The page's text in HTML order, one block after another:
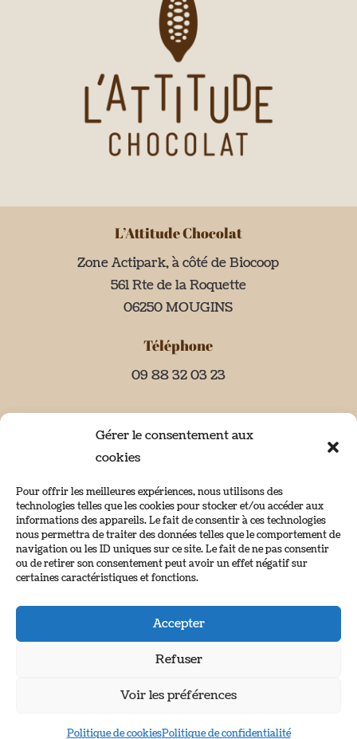
Gérer le consentement aux
cookies
Pour offrir les meilleures expériences, nous utilisons des
technologies telles que les cookies pour stocker et/ou accéder aux
informations des appareils. Le fait de consentir à ces technologies
nous permettra de traiter des données telles que le comportement de
navigation ou les ID uniques sur ce site. Le fait de ne pas consentir
ou de retirer son consentement peut avoir un effet négatif sur
certaines caractéristiques et fonctions.
Accepter
Refuser
Voir les préférences
Politique de cookiesPolitique de confidentialité
L’Attitude Chocolat
Zone Actipark, à côté de Biocoop
561 Rte de la Roquette
06250 MOUGINS
Téléphone
09 88 32 03 23
Horaires d’ouverture
Ouvert du mardi au samedi de 9h30 à 19h
Fermé le dimanche et le lundi
©2022 www.lattitudechocolat.com – Site réalisé par
Monaco